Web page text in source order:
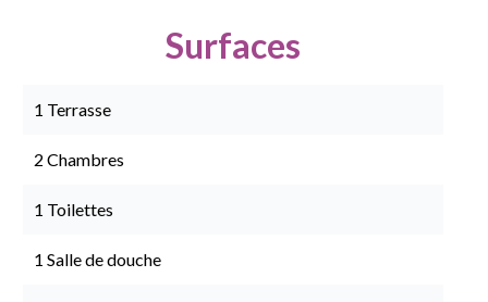
Surfaces
1 Terrasse
2 Chambres
1 Toilettes
1 Salle de douche